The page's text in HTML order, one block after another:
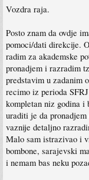
Vozdra raja.
Posto znam da ovdje
pomoci/dati direkcije.
radim za akademske
pronadjem i razradim
predstavim u zadanim
recimo iz perioda
kompletan niz godina i
uraditi je da
vaznije detaljno
Malo sam istrazivao i
bombone, sarajevski
i nemam bas neku